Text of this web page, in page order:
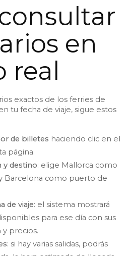
en
real
exactos de los ferries de
tu fecha de viaje, sigue estos
de billetes haciendo clic en el
página.
y destino: elige Mallorca como
Barcelona como puerto de
de viaje: el sistema mostrará
para ese día con sus
y precios.
: si hay varias salidas, podrás